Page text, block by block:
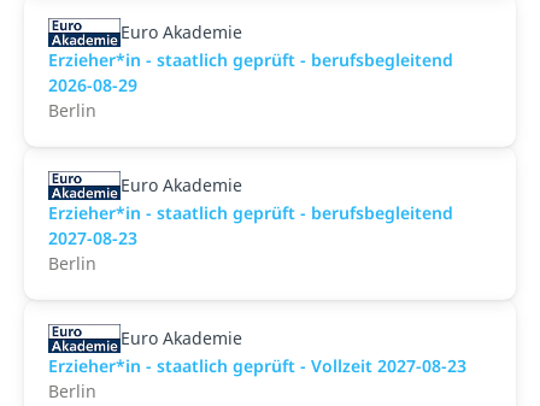
Euro Akademie
Erzieher*in - staatlich geprüft - berufsbegleitend
2026-08-29
Berlin
Euro Akademie
Erzieher*in - staatlich geprüft - berufsbegleitend
2027-08-23
Berlin
Euro Akademie
Erzieher*in - staatlich geprüft - Vollzeit 2027-08-23
Berlin